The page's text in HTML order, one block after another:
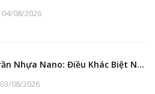
04/08/2026
Phào Cổ Trần Nhựa Nano: Điều Khác Biệt Nằm Ở Đâu?
03/08/2026